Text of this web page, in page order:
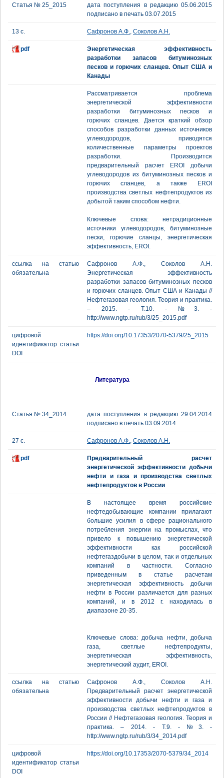
Статья № 25_2015
дата поступления в редакцию 05.06.2015
подписано в печать 03.07.2015
13 с. Сафронов А.Ф., Соколов А.Н.
pdf
Энергетическая эффективность
разработки запасов битуминозных
песков и горючих сланцев. Опыт США и
Канады
Рассматривается проблема
энергетической эффективности
разработки битуминозных песков и
горючих сланцев. Дается краткий обзор
способов разработки данных источников
углеводородов, приводятся
количественные параметры проектов
разработки. Производится
предварительный расчет EROI добычи
углеводородов из битуминозных песков и
горючих сланцев, а также EROI
производства светлых нефтепродуктов из
добытой таким способом нефти.
Ключевые слова: нетрадиционные
источники углеводородов, битуминозные
пески, горючие сланцы, энергетическая
эффективность, EROI.
ссылка на статью
обязательна
Сафронов А.Ф., Соколов А.Н.
Энергетическая эффективность
разработки запасов битуминозных песков
и горючих сланцев. Опыт США и Канады //
Нефтегазовая геология. Теория и практика.
– 2015. - Т.10. - №3. -
http://www.ngtp.ru/rub/3/25_2015.pdf
цифровой
идентификатор статьи
DOI
https://doi.org/10.17353/2070-5379/25_2015
Литература
Статья № 34_2014
дата поступления в редакцию 29.04.2014
подписано в печать 03.09.2014
27 с. Сафронов А.Ф., Соколов А.Н.
pdf
Предварительный расчет
энергетической эффективности добычи
нефти и газа и производства светлых
нефтепродуктов в России
В настоящее время российские
нефтедобывающие компании прилагают
большие усилия в сфере рационального
потребления энергии на промыслах, что
привело к повышению энергетической
эффективности как российской
нефтегаздобычи в целом, так и отдельных
компаний в частности. Согласно
приведенным в статье расчетам
энергетическая эффективность добычи
нефти в России различается для разных
компаний, и в 2012 г. находилась в
диапазоне 20-35.
Ключевые слова: добыча нефти, добыча
газа, светлые нефтепродукты,
энергетическая эффективность,
энергетический аудит, EROI.
ссылка на статью
обязательна
Сафронов А.Ф., Соколов А.Н.
Предварительный расчет энергетической
эффективности добычи нефти и газа и
производства светлых нефтепродуктов в
России // Нефтегазовая геология. Теория и
практика. – 2014. - Т.9. - №3. -
http://www.ngtp.ru/rub/3/34_2014.pdf
цифровой
идентификатор статьи
DOI
https://doi.org/10.17353/2070-5379/34_2014